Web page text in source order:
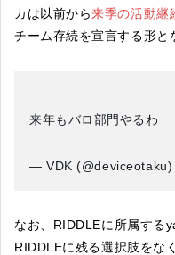
カは以前から来季の活動継
チーム存続を宣言する形と
来年もバロ部門やるわ
— VDK (@deviceotaku)
なお、RIDDLEに所属する
RIDDLEに残る選択肢をな